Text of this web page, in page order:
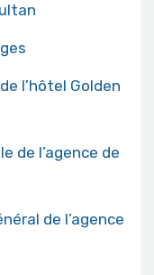
l’hôtel Golden
de l’agence de
de l’agence